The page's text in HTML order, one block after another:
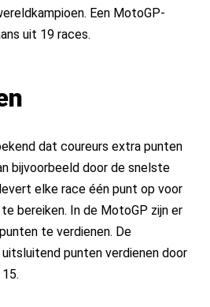
Een MotoGP-
uit 19 races.
dat coureurs extra punten
bijvoorbeeld door de snelste
elke race één punt op voor
bereiken. In de MotoGP zijn er
te verdienen. De
punten verdienen door